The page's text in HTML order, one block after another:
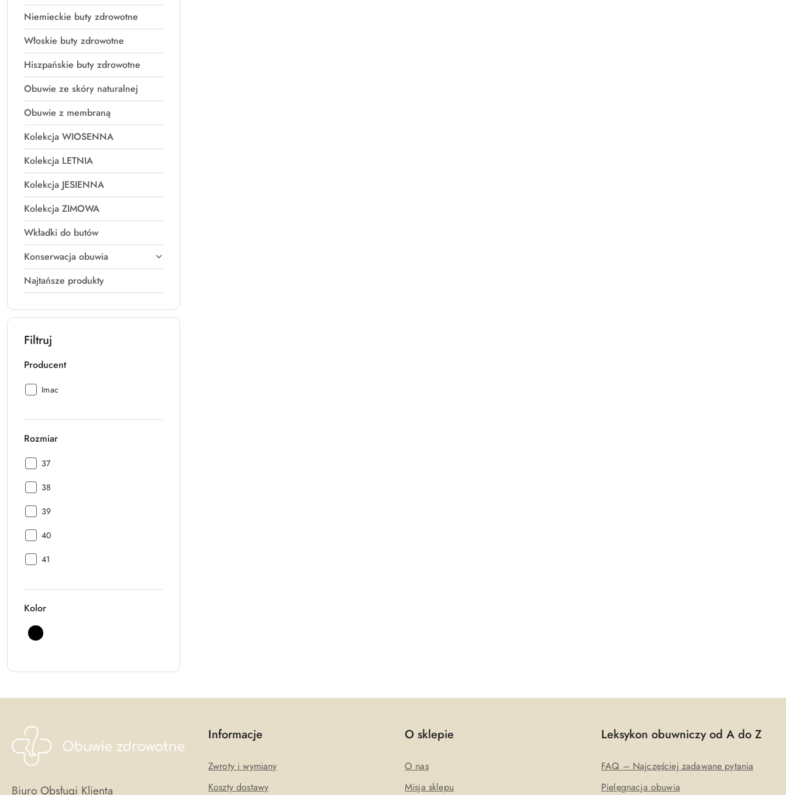
Niemieckie buty zdrowotne
Włoskie buty zdrowotne
Hiszpańskie buty zdrowotne
Obuwie ze skóry naturalnej
Obuwie z membraną
Kolekcja WIOSENNA
Kolekcja LETNIA
Kolekcja JESIENNA
Kolekcja ZIMOWA
Wkładki do butów
Konserwacja obuwia
Najtańsze produkty
Filtruj
Producent
Producent:
Imac
Rozmiar
Rozmiar:
37
Rozmiar:
38
Rozmiar:
39
Rozmiar:
40
Rozmiar:
41
Kolor
Kolor:
Czarny
Biuro Obsługi Klienta
Informacje
Zwroty i wymiany
Koszty dostawy
O sklepie
O nas
Misja sklepu
Leksykon obuwniczy od A do Z
FAQ – Najczęściej zadawane pytania
Pielęgnacja obuwia